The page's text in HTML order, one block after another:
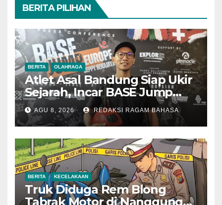
BERITA PILIHAN
BERITA OLAHRAGA
Atlet Asal Bandung Siap Ukir
Sejarah, Incar BASE Jump
dari Eiger Mushroom Swiss
AGU 8, 2026 REDAKSI RAGAM BAHASA
BERITA KECELAKAAN
Truk Diduga Rem Blong
Tabrak Motor di Nanggung